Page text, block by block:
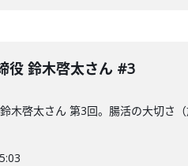
役 鈴木啓太さん #3
木啓太さん 第3回。腸活の大切さ